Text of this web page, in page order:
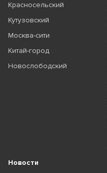
Красносельский
Кутузовский
Москва-сити
Китай-город
Новослободский
Новости